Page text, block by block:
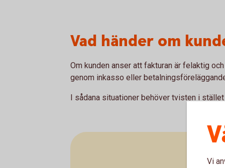
Vad händer om
Om kunden anser att fakturan är felaktig
genom inkasso eller
I sådana situationer behöver tvisten i
Vi